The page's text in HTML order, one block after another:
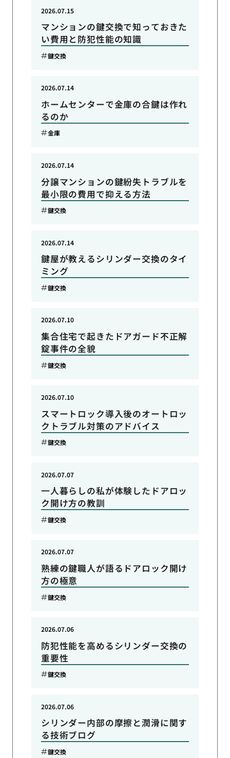
マンションの鍵交換で知っておきた
い費用と防犯性能の知識
2026.07.15
鍵交換
ホームセンターで金庫の合鍵は作れ
るのか
2026.07.14
金庫
分譲マンションの鍵紛失トラブルを
最小限の費用で抑える方法
2026.07.14
鍵交換
鍵屋が教えるシリンダー交換のタイ
ミング
2026.07.14
鍵交換
集合住宅で起きたドアガード不正解
錠事件の全貌
2026.07.10
鍵交換
スマートロック導入後のオートロッ
クトラブル対策のアドバイス
2026.07.10
鍵交換
一人暮らしの私が体験したドアロッ
ク開け方の教訓
2026.07.07
鍵交換
熟練の鍵職人が語るドアロック開け
方の極意
2026.07.07
鍵交換
防犯性能を高めるシリンダー交換の
重要性
2026.07.06
鍵交換
シリンダー内部の摩擦と潤滑に関す
る技術ブログ
2026.07.06
鍵交換